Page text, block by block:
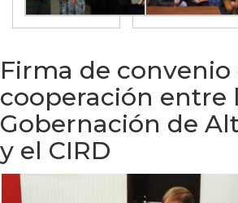
Firma de convenio
cooperación entre
Gobernación de
y el CIRD